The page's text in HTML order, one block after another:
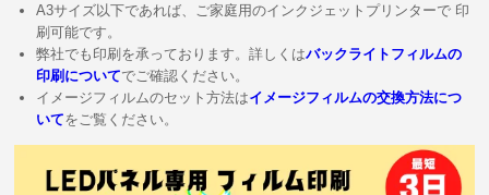
A3サイズ以下であれば、ご家庭用のインクジェットプリンターで 印
刷可能です。
弊社でも印刷を承っております。詳しくはバックライトフィルムの
印刷についてでご確認ください。
イメージフィルムのセット方法はイメージフィルムの交換方法につ
いてをご覧ください。